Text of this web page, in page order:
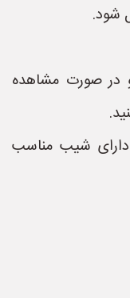
صورت مشاهده
شیب مناسب